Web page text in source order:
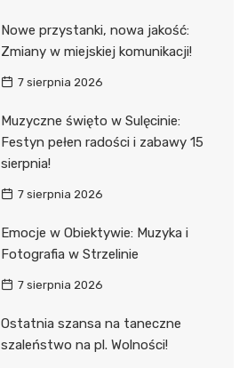
Nowe przystanki, nowa jakość:
Zmiany w miejskiej komunikacji!
7 sierpnia 2026
Muzyczne święto w Sulęcinie:
Festyn pełen radości i zabawy 15
sierpnia!
7 sierpnia 2026
Emocje w Obiektywie: Muzyka i
Fotografia w Strzelinie
7 sierpnia 2026
Ostatnia szansa na taneczne
szaleństwo na pl. Wolności!